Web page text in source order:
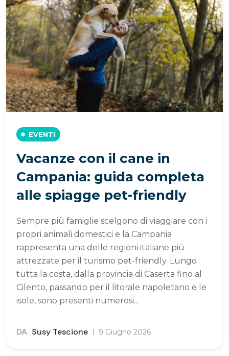
EVENTI
Vacanze con il cane in
Campania: guida completa
alle spiagge pet-friendly
Sempre più famiglie scelgono di viaggiare con i
propri animali domestici e la Campania
rappresenta una delle regioni italiane più
attrezzate per il turismo pet-friendly. Lungo
tutta la costa, dalla provincia di Caserta fino al
Cilento, passando per il litorale napoletano e le
isole, sono presenti numerosi…
DA Susy Tescione 9 Giugno 2026